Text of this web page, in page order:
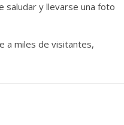
saludar y llevarse una foto
a miles de visitantes,